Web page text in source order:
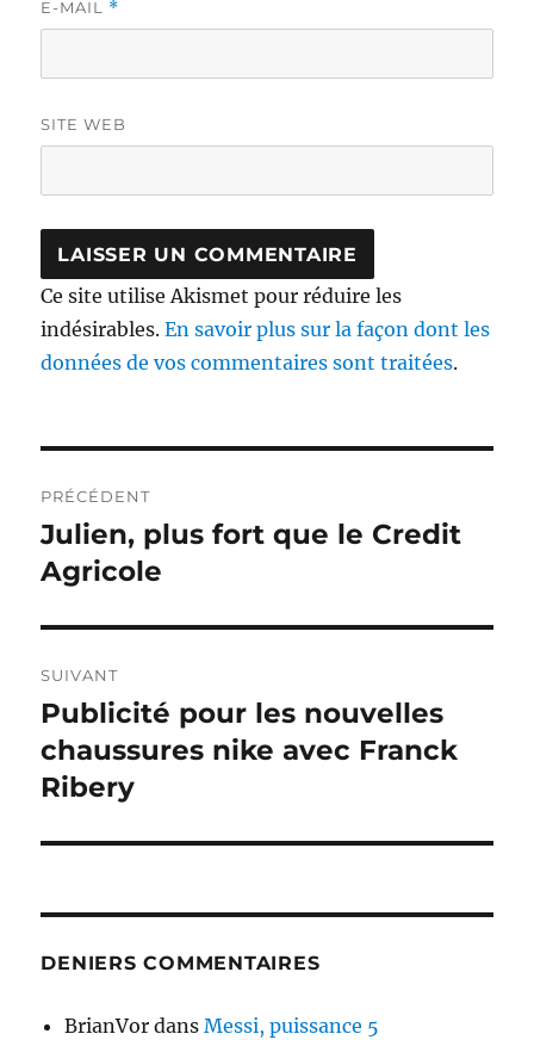
E-MAIL *
SITE WEB
Ce site utilise Akismet pour réduire les
indésirables.En savoir plus sur la façon dont les
données de vos commentaires sont traitées.
de
l’article
PRÉCÉDENT
Publication
précédente :
Julien, plus fort que le Credit
Agricole
SUIVANT
Publication
suivante :
Publicité pour les nouvelles
chaussures nike avec Franck
Ribery
DENIERS COMMENTAIRES
BrianVor dansMessi, puissance 5